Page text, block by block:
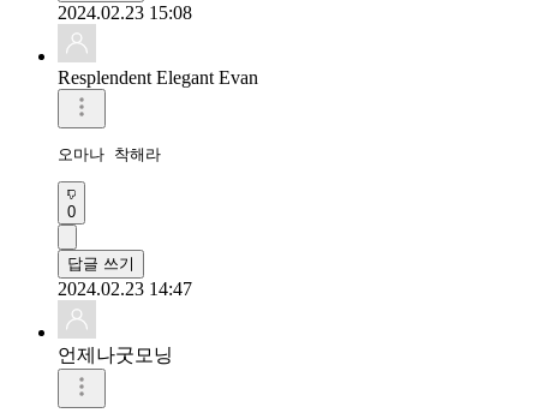
2024.02.23 15:08
Resplendent Elegant Evan
오마나 착해라
0
답글 쓰기
2024.02.23 14:47
언제나굿모닝